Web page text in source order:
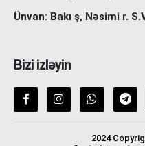
Ünvan: Bakı ş, Nəsimi r.
Bizi izləyin
2024